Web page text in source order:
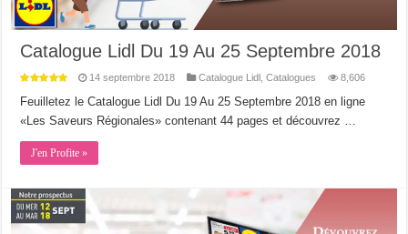
Catalogue Lidl Du 19 Au 25 Septembre 2018
14 septembre 2018 Catalogue Lidl ,Catalogues 8,606
Feuilletez le Catalogue Lidl Du 19 Au 25 Septembre 2018 en ligne
«Les Saveurs Régionales» contenant 44 pages et découvrez …
J'en Profite »